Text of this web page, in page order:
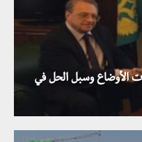
الأوضاع وسبل الحل في